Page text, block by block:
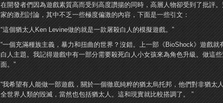
在開發者們因為遊戲素質高而受到高度讚揚的同時，高層人物卻受到了批評
家的激烈討論，其中不乏一些極度偏激的內容，下面是一些引文：
“這個猶太人Ken Levine做的就是一款屠殺白人的模擬遊戲。”
“一個充滿種族主義，暴力和扭曲的世界？沒錯。上一部《BioShock》遊戲就
白人主題。我記得遊戲中有一部分需要殺死白人小女孩來為角色升級。做這
面。”
“我希望有人能做一部遊戲，關於一個徹底純粹的猶太烏托邦，他們對非猶太
全世界人類的毀滅，當然也包括猶太人。這和現實就比較搭調了。 ”